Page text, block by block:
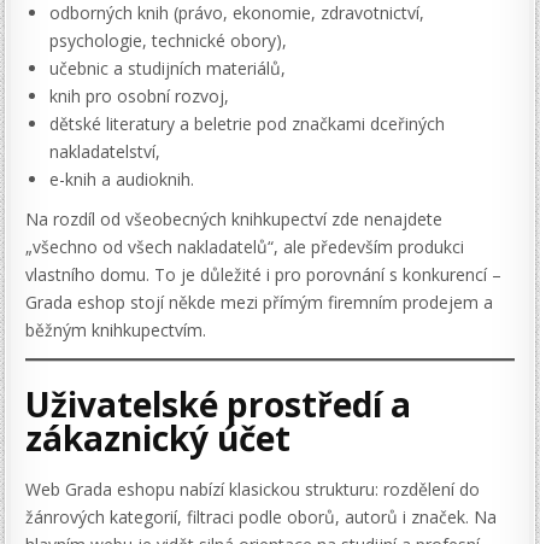
odborných knih (právo, ekonomie, zdravotnictví,
psychologie, technické obory),
učebnic a studijních materiálů,
knih pro osobní rozvoj,
dětské literatury a beletrie pod značkami dceřiných
nakladatelství,
e-knih a audioknih.
Na rozdíl od všeobecných knihkupectví zde nenajdete
„všechno od všech nakladatelů“, ale především produkci
vlastního domu. To je důležité i pro porovnání s konkurencí –
Grada eshop stojí někde mezi přímým firemním prodejem a
běžným knihkupectvím.
Uživatelské prostředí a
zákaznický účet
Web Grada eshopu nabízí klasickou strukturu: rozdělení do
žánrových kategorií, filtraci podle oborů, autorů i značek. Na